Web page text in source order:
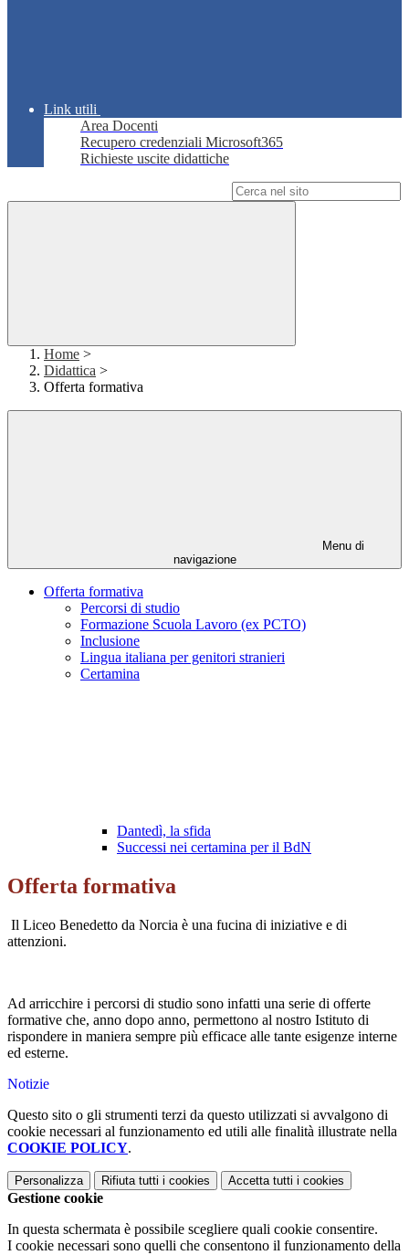
Link utili
Area Docenti
Recupero credenziali Microsoft365
Richieste uscite didattiche
Home >
Didattica >
Offerta formativa
Menu di
navigazione
Offerta formativa
Percorsi di studio
Formazione Scuola Lavoro (ex PCTO)
Inclusione
Lingua italiana per genitori stranieri
Certamina
Dantedì, la sfida
Successi nei certamina per il BdN
Offerta formativa
Il Liceo Benedetto da Norcia è una fucina di iniziative e di
attenzioni.
Ad arricchire i percorsi di studio sono infatti una serie di offerte
formative che, anno dopo anno, permettono al nostro Istituto di
rispondere in maniera sempre più efficace alle tante esigenze interne
ed esterne.
Notizie
Questo sito o gli strumenti terzi da questo utilizzati si avvalgono di
cookie necessari al funzionamento ed utili alle finalità illustrate nella
COOKIE POLICY.
Personalizza Rifiuta tutti i cookies Accetta tutti i cookies
Gestione cookie
In questa schermata è possibile scegliere quali cookie consentire.
I cookie necessari sono quelli che consentono il funzionamento della